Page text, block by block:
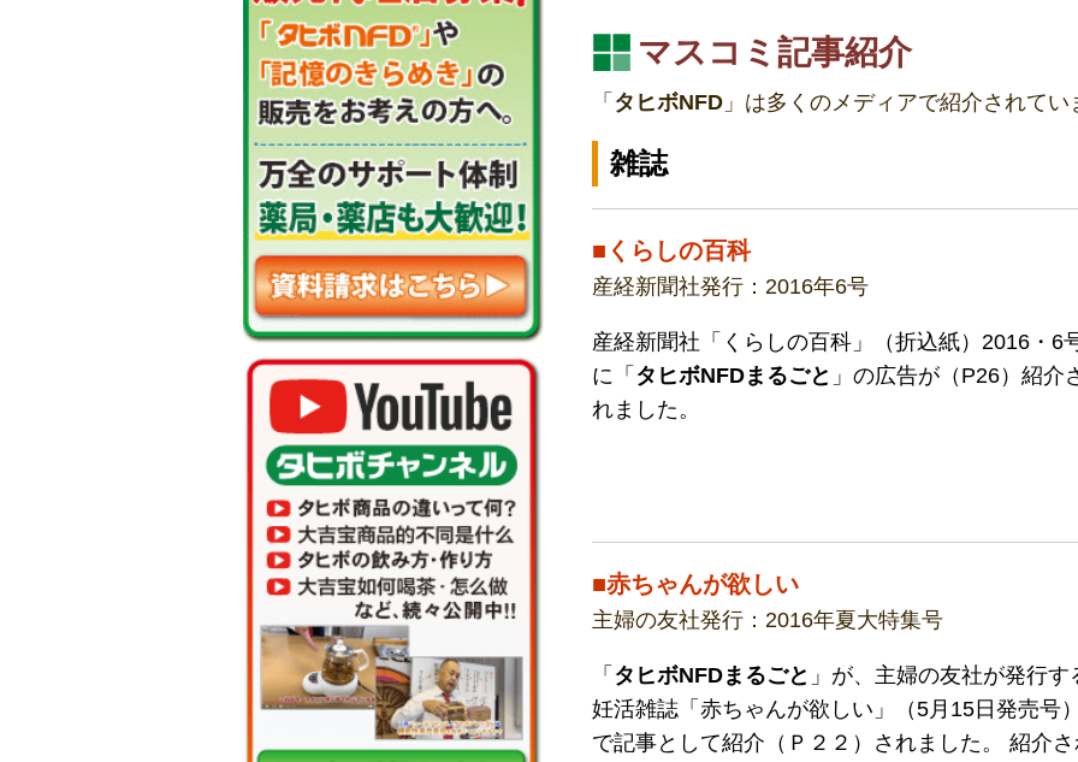
マスコミ記事紹介
「 タヒボNFD 」は多くのメディアで紹介されてい
雑誌
■くらしの百科
産経新聞社発行：2016年6号
産経新聞社「くらしの百科」（折込紙）2016・6
に「 タヒボNFDまるごと 」の広告が（P26）紹介
れました。
■赤ちゃんが欲しい
主婦の友社発行：2016年夏大特集号
「 タヒボNFDまるごと 」が、主婦の友社が発行す
妊活雑誌「赤ちゃんが欲しい」（5月15日発売号
で記事として紹介（Ｐ２２）されました。 紹介